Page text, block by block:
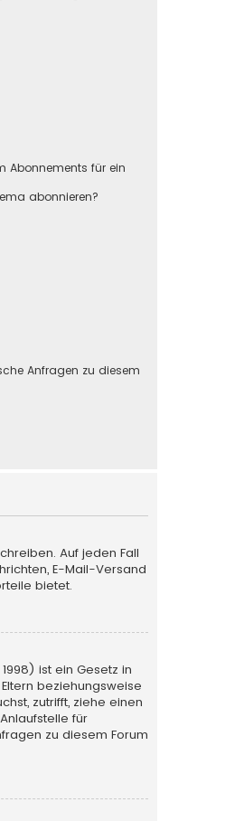
Abonnements für ein
abonnieren?
Anfragen zu diesem
Auf jeden Fall
E-Mail-Versand
bietet.
ist ein Gesetz in
beziehungsweise
zutrifft, ziehe einen
für
zu diesem Forum